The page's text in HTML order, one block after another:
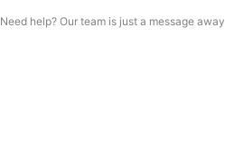
Need help? Our team is just a message away